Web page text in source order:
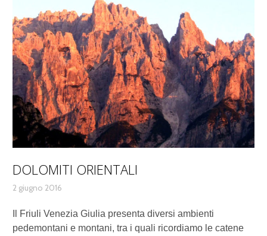
DOLOMITI ORIENTALI
2 giugno 2016
Il Friuli Venezia Giulia presenta diversi ambienti
pedemontani e montani, tra i quali ricordiamo le catene